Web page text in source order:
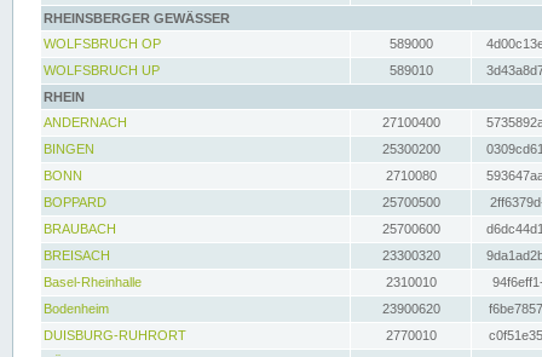
RHEINSBERGER GEWÄSSER
WOLFSBRUCH OP
589000
WOLFSBRUCH UP
589010
RHEIN
ANDERNACH
27100400
BINGEN
25300200
BONN
2710080
BOPPARD
25700500
BRAUBACH
25700600
BREISACH
23300320
Basel-Rheinhalle
2310010
Bodenheim
23900620
DUISBURG-RUHRORT
2770010